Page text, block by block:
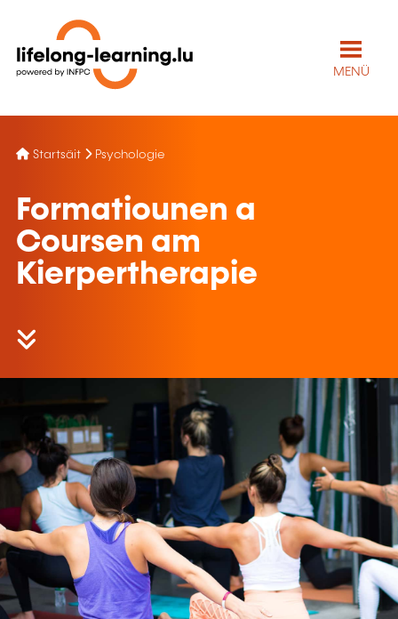
MENÜ
Startsäit Psychologie
Formatiounen a
Coursen am
Kierpertherapie